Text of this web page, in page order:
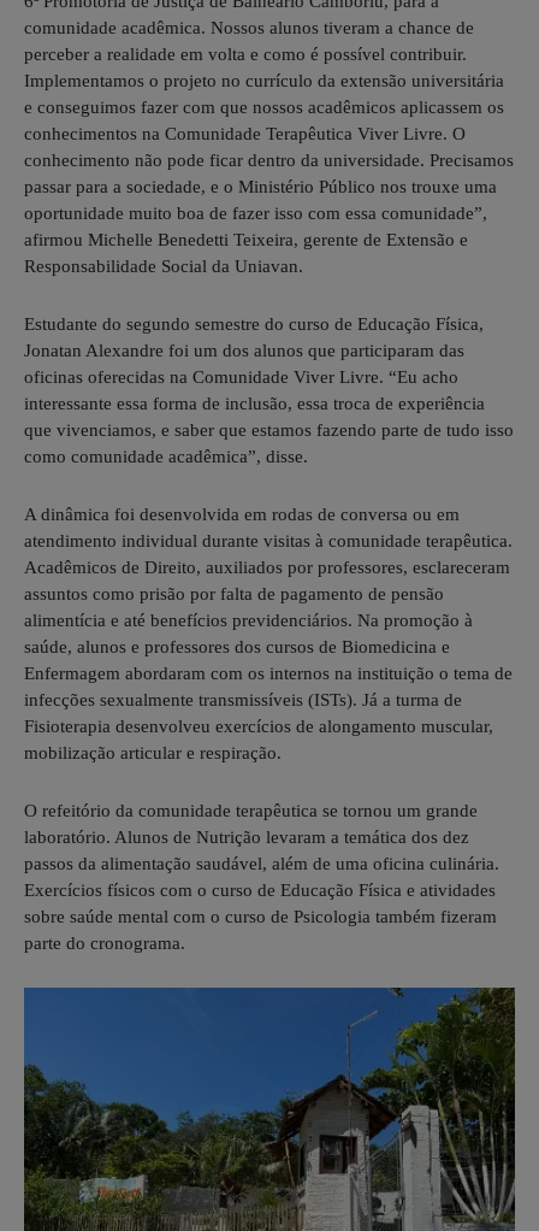
comunidade acadêmica. Nossos alunos tiveram a chance de
perceber a realidade em volta e como é possível contribuir.
Implementamos o projeto no currículo da extensão universitária
e conseguimos fazer com que nossos acadêmicos aplicassem os
conhecimentos na Comunidade Terapêutica Viver Livre. O
conhecimento não pode ficar dentro da universidade. Precisamos
passar para a sociedade, e o Ministério Público nos trouxe uma
oportunidade muito boa de fazer isso com essa comunidade”,
afirmou Michelle Benedetti Teixeira, gerente de Extensão e
Responsabilidade Social da Uniavan.
Estudante do segundo semestre do curso de Educação Física,
Jonatan Alexandre foi um dos alunos que participaram das
oficinas oferecidas na Comunidade Viver Livre. “Eu acho
interessante essa forma de inclusão, essa troca de experiência
que vivenciamos, e saber que estamos fazendo parte de tudo isso
como comunidade acadêmica”, disse.
A dinâmica foi desenvolvida em rodas de conversa ou em
atendimento individual durante visitas à comunidade terapêutica.
Acadêmicos de Direito, auxiliados por professores, esclareceram
assuntos como prisão por falta de pagamento de pensão
alimentícia e até benefícios previdenciários. Na promoção à
saúde, alunos e professores dos cursos de Biomedicina e
Enfermagem abordaram com os internos na instituição o tema de
infecções sexualmente transmissíveis (ISTs). Já a turma de
Fisioterapia desenvolveu exercícios de alongamento muscular,
mobilização articular e respiração.
O refeitório da comunidade terapêutica se tornou um grande
laboratório. Alunos de Nutrição levaram a temática dos dez
passos da alimentação saudável, além de uma oficina culinária.
Exercícios físicos com o curso de Educação Física e atividades
sobre saúde mental com o curso de Psicologia também fizeram
parte do cronograma.